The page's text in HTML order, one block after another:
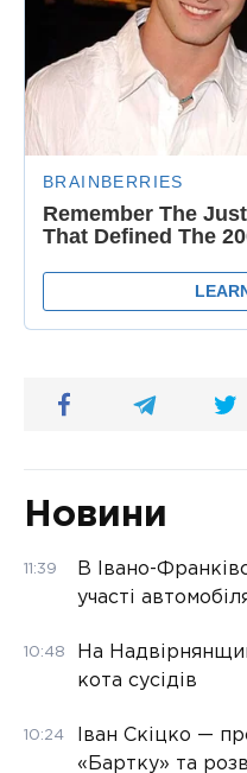
Новини
11:39
В Івано-
участі
10:48
На
кота сусідів
10:24
Іван Скіцко —
«Бартку» та